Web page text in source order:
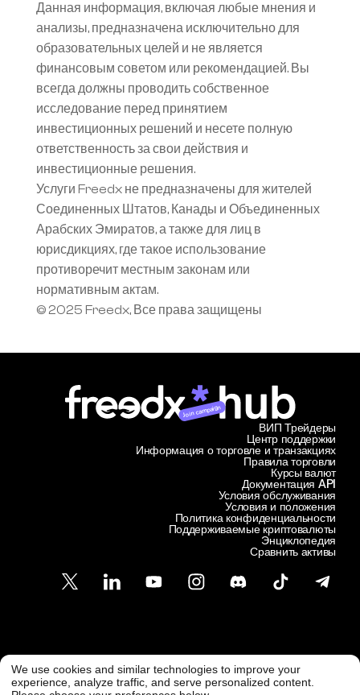
Данная информация, включая любые мнения и
анализы, предназначена исключительно для
образовательных целей и не является
финансовым советом или рекомендацией. Вы
всегда должны проводить собственное
исследование перед принятием
инвестиционных решений и несете полную
ответственность за свои действия и
инвестиционные решения.
Услуги Freedx не предназначены для жителей
Соединенных Штатов, Канады и Объединенных
Арабских Эмиратов, а также для лиц в
юрисдикциях, где такое использование
противоречит местным законам или
нормативным актам.
© 2025 Freedx, Все права защищены
Join campaign
Центр поддержки
Информация о торговле и транзакциях
ВИП Трейдеры
Правила торговли
Курсы валют
Документация API
Условия обслуживания
Условия и положения
Политика конфиденциальности
Поддерживаемые криптовалюты
Энциклопедия
Сравнить активы
Служба поддержки клиентов
support@freedx.com @ Freedx 2026
We use cookies and similar technologies to improve your
experience, analyze traffic, and serve personalized content.